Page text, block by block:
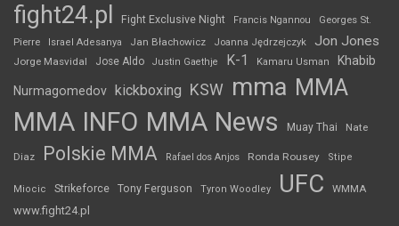
fight24.pl Fight Exclusive Night Francis Ngannou
Georges St.
Pierre
Israel Adesanya Jan Błachowicz Joanna Jędrzejczyk Jon Jones
Jorge Masvidal Jose Aldo Justin Gaethje K-1 Kamaru Usman Khabib
Nurmagomedov kickboxing KSW mma MMA
MMA INFO MMA News Muay Thai Nate
Diaz Polskie MMA Rafael dos Anjos Ronda Rousey Stipe
Miocic Strikeforce Tony Ferguson Tyron Woodley UFC WMMA
www.fight24.pl